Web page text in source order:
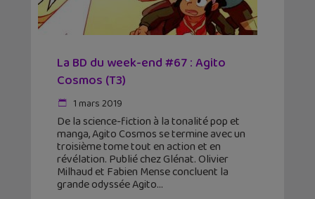
La BD du week-end #67 : Agito
Cosmos (T3)
1 mars 2019
De la science-fiction à la tonalité pop et
manga, Agito Cosmos se termine avec un
troisième tome tout en action et en
révélation. Publié chez Glénat. Olivier
Milhaud et Fabien Mense concluent la
grande odyssée Agito